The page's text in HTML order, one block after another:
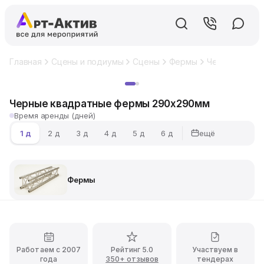
Главная Сцены и подиумы Сцены Фермы Черные
Черные квадратные фермы 290х290мм
Время аренды (дней)
1 д
2 д 3 д 4 д 5 д 6 д ещё
Фермы
Работаем с 2007
года
Рейтинг 5.0
350+ отзывов
Участвуем в
тендерах